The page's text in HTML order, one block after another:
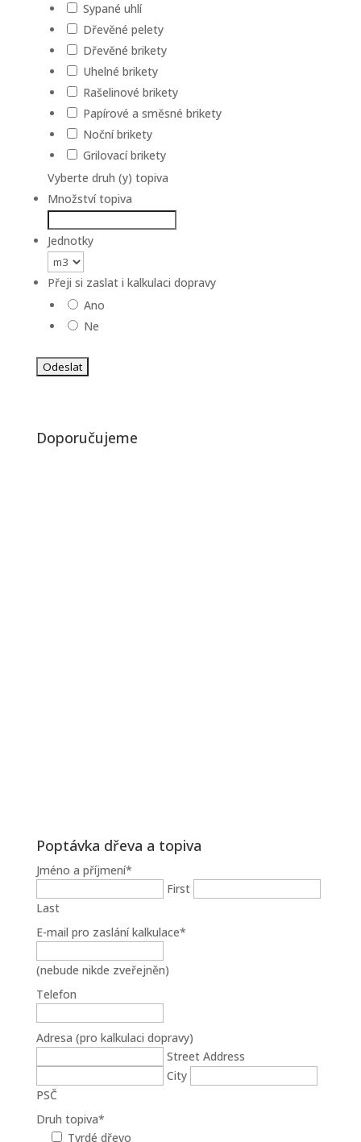
Sypané uhlí
Dřevěné pelety
Dřevěné brikety
Uhelné brikety
Rašelinové brikety
Papírové a směsné brikety
Noční brikety
Grilovací brikety
Vyberte druh (y) topiva
Množství topiva
Jednotky
Přeji si zaslat i kalkulaci dopravy
Ano
Ne
Doporučujeme
Poptávka dřeva a topiva
Jméno a příjmení*
First
Last
E-mail pro zaslání kalkulace*
(nebude nikde zveřejněn)
Telefon
Adresa (pro kalkulaci dopravy)
Street Address
City
PSČ
Druh topiva*
Tvrdé dřevo